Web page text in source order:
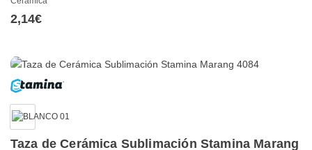
2,14€
Taza de Cerámica Sublimación Stamina Marang